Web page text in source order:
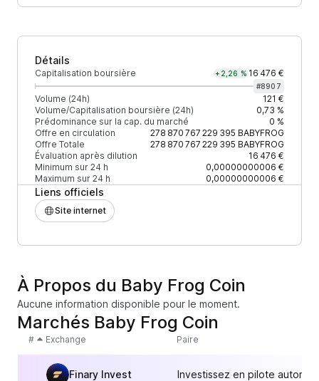
Détails
Capitalisation boursière +2,26 % 16 476 €
#8907
Volume (24h)
121 €
Volume/Capitalisation boursière (24h)
0,73 %
Prédominance sur la cap. du marché
0 %
Offre en circulation
278 870 767 229 395 BABYFROG
Offre Totale
278 870 767 229 395 BABYFROG
Évaluation après dilution
16 476 €
Minimum sur 24 h
0,00000000006 €
Maximum sur 24 h
0,00000000006 €
Liens officiels
Site internet
À Propos du Baby Frog Coin
Aucune information disponible pour le moment.
Marchés Baby Frog Coin
# Exchange Paire
Finary Invest Investissez en pilote